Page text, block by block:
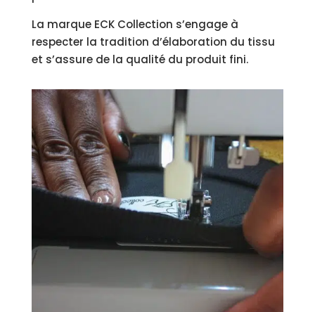
La marque ECK Collection s’engage à
respecter la tradition d’élaboration du tissu
et s’assure de la qualité du produit fini.